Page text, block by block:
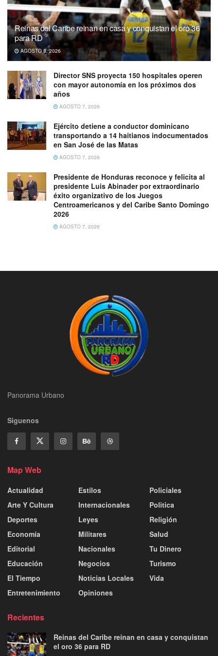
Reinas del Caribe reinan en casa y conquistan el oro 36
para RD
AGOSTO 8, 2026
Director SNS proyecta 150 hospitales operen
con mayor autonomía en los próximos dos
años
AGOSTO 7, 2026
Ejército detiene a conductor dominicano
transportando a 14 haitianos indocumentados
en San José de las Matas
AGOSTO 7, 2026
Presidente de Honduras reconoce y felicita al
presidente Luis Abinader por extraordinario
éxito organizativo de los Juegos
Centroamericanos y del Caribe Santo Domingo
2026
AGOSTO 7, 2026
Panorama Urbano
Siguenos
Map Web
Actualidad
Arte Y Cultura
Deportes
Economía
Editorial
Educación
El Tiempo
Entretenimiento
Estilos
Internacionales
Leyes
Militares
Nacionales
Negocios
Noticias Locales
Opiniones
Policiales
Politica
Religión
Salud
Tu Dinero
Turismo
Vida
Recientes
Reinas del Caribe reinan en casa y conquistan
el oro 36 para RD